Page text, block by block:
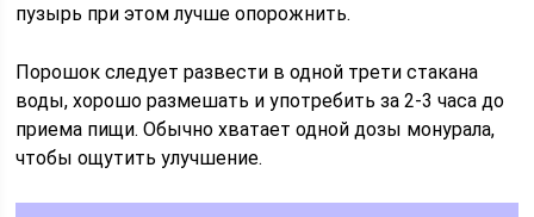
пузырь при этом лучше опорожнить.
Порошок следует развести в одной трети стакана
воды, хорошо размешать и употребить за 2-3 часа до
приема пищи. Обычно хватает одной дозы монурала,
чтобы ощутить улучшение.